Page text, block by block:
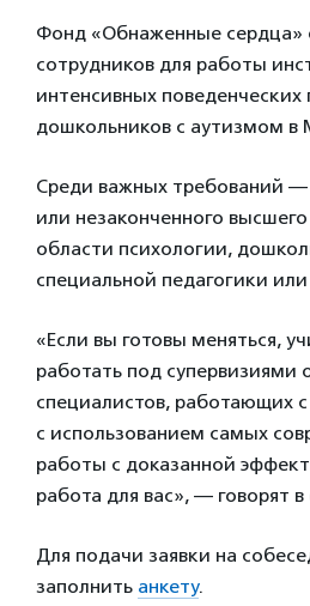
Фонд «Обнаженные сердца»
сотрудников для работы
интенсивных
дошкольников с аутизмом в
Среди важных требований
или незаконченного
области психологии,
специальной педагогики
«Если вы готовы меняться,
работать под супервизиями
специалистов, работающих
с использованием самых
работы с доказанной
работа для вас», — говорят
Для подачи заявки на
заполнить анкету.